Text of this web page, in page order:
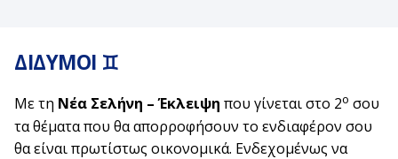
ΔΙΔΥΜΟΙ ♊
Με τη Νέα Σελήνη – Έκλειψη που γίνεται στο 2ο σου
τα θέματα που θα απορροφήσουν το ενδιαφέρον σου
θα είναι πρωτίστως οικονομικά. Ενδεχομένως να